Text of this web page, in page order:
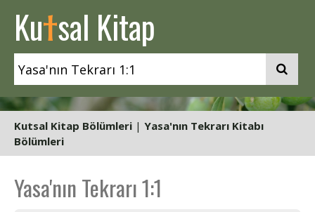
Kutsal Kitap
Kutsal Kitap Bölümleri | Yasa'nın Tekrarı Kitabı
Bölümleri
Yasa'nın Tekrarı 1:1